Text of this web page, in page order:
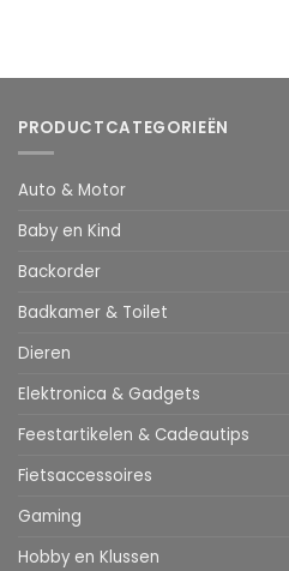
PRODUCTCATEGORIEËN
Auto & Motor
Baby en Kind
Backorder
Badkamer & Toilet
Dieren
Elektronica & Gadgets
Feestartikelen & Cadeautips
Fietsaccessoires
Gaming
Hobby en Klussen